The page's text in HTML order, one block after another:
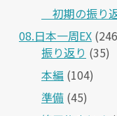
＿初期の振り
08.日本一周EX
振り返り (35)
本編 (104)
準備 (45)